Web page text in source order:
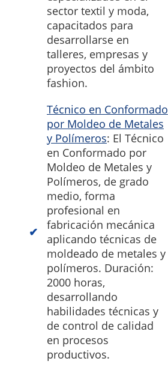
sector textil y moda,
capacitados para
desarrollarse en
talleres, empresas y
proyectos del ámbito
fashion.
Técnico en Conformado
por Moldeo de Metales
y Polímeros: El Técnico
en Conformado por
Moldeo de Metales y
Polímeros, de grado
medio, forma
profesional en
fabricación mecánica
aplicando técnicas de
moldeado de metales y
polímeros. Duración:
2000 horas,
desarrollando
habilidades técnicas y
de control de calidad
en procesos
productivos.